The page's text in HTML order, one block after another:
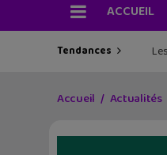
ACCUEIL
Tendances
Accueil Actualités